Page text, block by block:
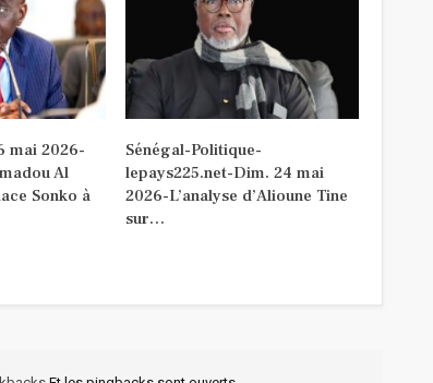
mai 2026-
Al
Sonko à
Sénégal-Politique-
lepays225.net-Dim. 24 mai
2026-L’analyse d’Alioune Tine
sur…